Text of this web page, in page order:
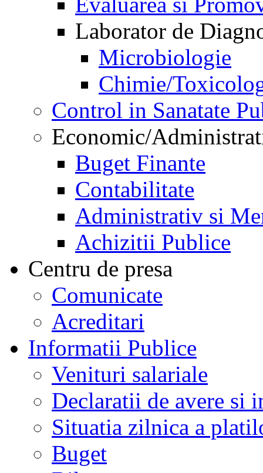
Laborator de
Microbiologie
Chimie/
Control in Sanatate
Economic/
Buget Finante
Contabilitate
Administrativ si
Achizitii Publice
Centru de presa
Comunicate
Acreditari
Informatii Publice
Venituri salariale
Declaratii de avere si
Situatia zilnica a
Buget